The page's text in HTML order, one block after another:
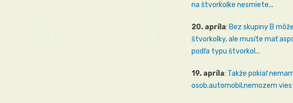
na štvorkolke nesmiete...
20. apríla: Bez skupiny B
štvorkolky, ale musíte mať
podľa typu štvorkol...
19. apríla: Takže pokiaľ
osob.automobil,nemozem